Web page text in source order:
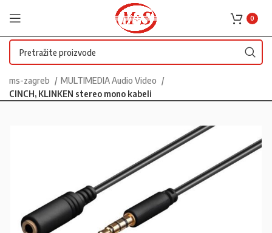
0
ms-zagreb
MULTIMEDIA Audio Video
CINCH, KLINKEN stereo mono kabeli